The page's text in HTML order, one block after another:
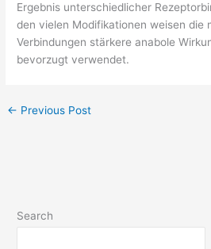
Ergebnis unterschiedlicher
den vielen Modifikationen weisen die
Verbindungen stärkere anabole
bevorzugt verwendet.
← Previous Post
Search